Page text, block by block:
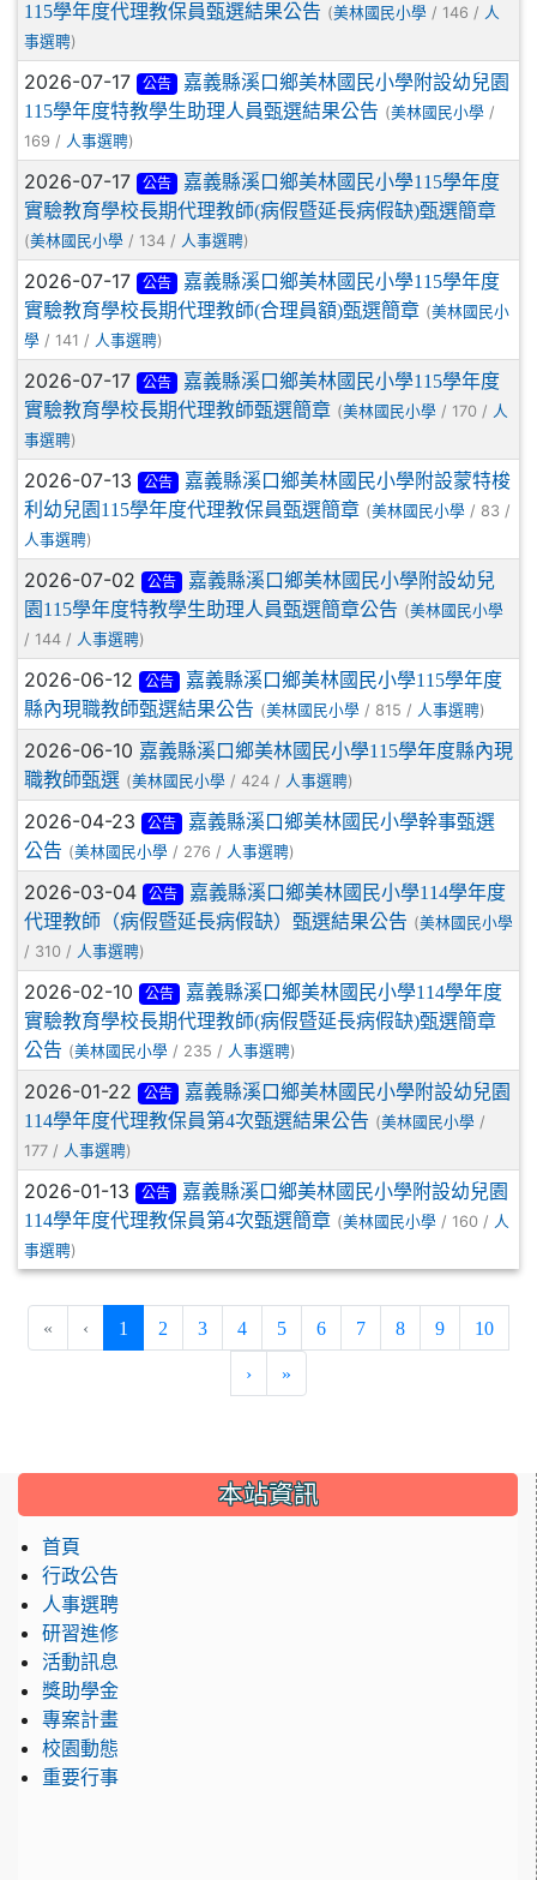
115學年度代理教保員甄選結果公告 (美林國民小學 / 146 / 人
事選聘)
2026-07-17 公告
嘉義縣溪口鄉美林國民小學附設幼兒園
115學年度特教學生助理人員甄選結果公告 (美林國民小學 /
169 / 人事選聘)
2026-07-17 公告
嘉義縣溪口鄉美林國民小學115學年度
實驗教育學校長期代理教師(病假暨延長病假缺)甄選簡章
(美林國民小學 / 134 / 人事選聘)
2026-07-17 公告
嘉義縣溪口鄉美林國民小學115學年度
實驗教育學校長期代理教師(合理員額)甄選簡章 (美林國民小
學 / 141 / 人事選聘)
2026-07-17 公告
嘉義縣溪口鄉美林國民小學115學年度
實驗教育學校長期代理教師甄選簡章 (美林國民小學 / 170 / 人
事選聘)
2026-07-13 公告
嘉義縣溪口鄉美林國民小學附設蒙特梭
利幼兒園115學年度代理教保員甄選簡章 (美林國民小學 / 83 /
人事選聘)
2026-07-02 公告
嘉義縣溪口鄉美林國民小學附設幼兒
園115學年度特教學生助理人員甄選簡章公告 (美林國民小學
/ 144 / 人事選聘)
2026-06-12 公告
嘉義縣溪口鄉美林國民小學115學年度
縣內現職教師甄選結果公告 (美林國民小學 / 815 / 人事選聘)
2026-06-10 嘉義縣溪口鄉美林國民小學115學年度縣內現
職教師甄選 (美林國民小學 / 424 / 人事選聘)
2026-04-23 公告
嘉義縣溪口鄉美林國民小學幹事甄選
公告 (美林國民小學 / 276 / 人事選聘)
2026-03-04 公告
嘉義縣溪口鄉美林國民小學114學年度
代理教師（病假暨延長病假缺）甄選結果公告 (美林國民小學
/ 310 / 人事選聘)
2026-02-10 公告
嘉義縣溪口鄉美林國民小學114學年度
實驗教育學校長期代理教師(病假暨延長病假缺)甄選簡章
公告 (美林國民小學 / 235 / 人事選聘)
2026-01-22 公告
嘉義縣溪口鄉美林國民小學附設幼兒園
114學年度代理教保員第4次甄選結果公告 (美林國民小學 /
177 / 人事選聘)
2026-01-13 公告
嘉義縣溪口鄉美林國民小學附設幼兒園
114學年度代理教保員第4次甄選簡章 (美林國民小學 / 160 / 人
事選聘)
« ‹ 1 (current)
2 3 4 5 6 7 8 9 10
› »
::: 本站資訊
首頁
行政公告
人事選聘
研習進修
活動訊息
獎助學金
專案計畫
校園動態
重要行事